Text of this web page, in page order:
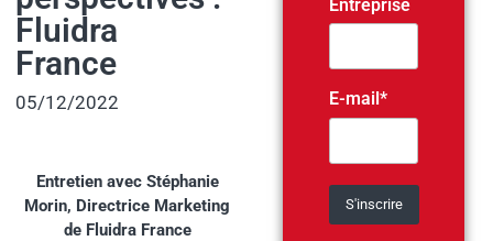
Fluidra
France
05/12/2022
Entretien avec Stéphanie
Morin, Directrice Marketing
de Fluidra France
Entreprise
E-mail*